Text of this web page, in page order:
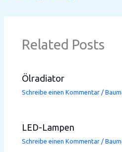
Related Posts
Ölradiator
Schreibe einen Kommentar /
LED-Lampen
Schreibe einen Kommentar /